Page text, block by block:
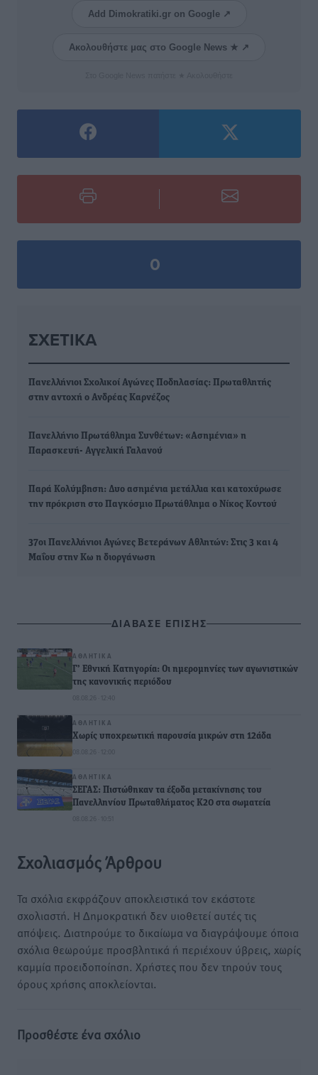
Add Dimokratiki.gr on Google ↗
Ακολουθήστε μας στο Google News ★ ↗
0
ΣΧΕΤΙΚΆ
Πανελλήνιοι Σχολικοί Αγώνες Ποδηλασίας: Πρωταθλητής
στην αντοχή ο Ανδρέας Καρνέζος
Πανελλήνιο Πρωτάθλημα Συνθέτων: «Ασημένια» η
Παρασκευή- Αγγελική Γαλανού
Παρά Κολύμβηση: Δυο ασημένια μετάλλια και κατοχύρωσε
την πρόκριση στο Παγκόσμιο Πρωτάθλημα ο Νίκος Κοντού
37οι Πανελλήνιοι Αγώνες Βετεράνων Αθλητών: Στις 3 και 4
Μαΐου στην Κω η διοργάνωση
ΔΙΑΒΑΣΕ ΕΠΙΣΗΣ
ΑΘΛΗΤΙΚΆ
Γ’ Εθνική Κατηγορία: Οι ημερομηνίες των αγωνιστικών
της κανονικής περιόδου
08.08.26 · 12:40
ΑΘΛΗΤΙΚΆ
Χωρίς υποχρεωτική παρουσία μικρών στη 12άδα
08.08.26 · 12:00
ΑΘΛΗΤΙΚΆ
ΣΕΓΑΣ: Πιστώθηκαν τα έξοδα μετακίνησης του
Πανελληνίου Πρωταθλήματος Κ20 στα σωματεία
08.08.26 · 10:51
Σχολιασμός Άρθρου
Τα σχόλια εκφράζουν αποκλειστικά τον εκάστοτε
σχολιαστή. Η Δημοκρατική δεν υιοθετεί αυτές τις
απόψεις. Διατηρούμε το δικαίωμα να διαγράψουμε όποια
σχόλια θεωρούμε προσβλητικά ή περιέχουν ύβρεις, χωρίς
καμμία προειδοποίηση. Χρήστες που δεν τηρούν τους
όρους χρήσης αποκλείονται.
Προσθέστε ένα σχόλιο